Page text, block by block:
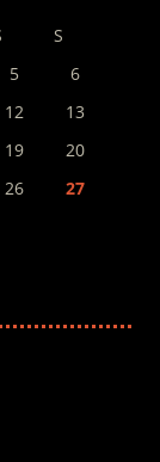
S
5
6
12
13
19
20
26
27